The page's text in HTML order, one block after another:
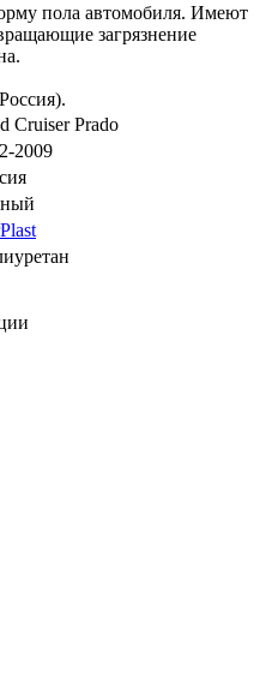
пола автомобиля. Имеют
загрязнение
Cruiser Prado
2009